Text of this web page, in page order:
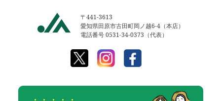
〒441-3613
愛知県田原市古田町岡ノ越6-4（本店）
電話番号 0531-34-0373（代表）